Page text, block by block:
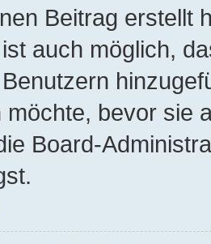
Beitrag erstellt
auch möglich,
möchte, bevor sie
Board-